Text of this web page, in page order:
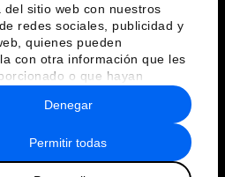
del sitio web con nuestros
redes sociales, publicidad y
quienes pueden
con otra información que les
o que hayan
a partir del uso que haya
sus servicios.
Permitir todas
Denegar
y normas de uso
Sitemap